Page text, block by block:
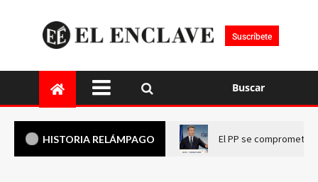
Suscríbete
Buscar
HISTORIA RELÁMPAGO El PP se compromete